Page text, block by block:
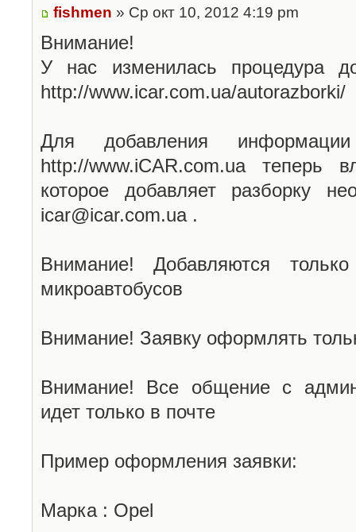
fishmen » Ср окт 10, 2012 4:19 pm
Внимание!
У нас изменилась процедура
http://www.icar.com.ua/autorazborki/
Для добавления
http://www.iCAR.com.ua теперь
которое добавляет разборку
icar@icar.com.ua .
Внимание! Добавляются
микроавтобусов
Внимание! Заявку оформлять
Внимание! Все общение с
идет только в почте
Пример оформления заявки:
Марка : Opel